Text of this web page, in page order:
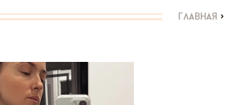
главная >